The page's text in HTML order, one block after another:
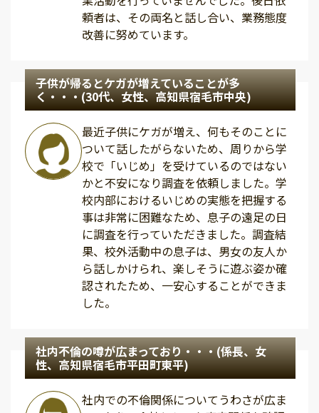
頼者は、その両名と話し合い、業務態度
改善に努めています。
子供が帰るとケガが増えていることが多
く・・・(30代、女性、高知県宿毛市中央)
最近子供にケガが増え、何もそのことに
ついて話したがらないため、周りから学
校で「いじめ」を受けているのではない
かと不安になり調査を依頼しました。学
校内部におけるいじめの実態を把握する
事は非常に困難なため、息子の遠足の日
に調査を行っていただきました。調査結
果、校外活動中の息子は、男女の友人か
ら話しかけられ、楽しそうに遊ぶ姿か確
認されたため、一安心することができま
した。
社内不倫の噂が広まっており・・・(係長、女
性、高知県宿毛市平田町東平)
社内での不倫関係についてうわさが広ま